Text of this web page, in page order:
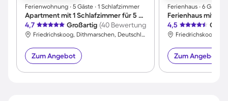
Ferienwohnung ∙ 5 Gäste ∙ 1 Schlafzimmer
Apartment mit 1 Schlafzimmer für 5 Personen
4,7
Großartig (40 Bewertungen)
Friedrichskoog, Dithmarschen, Deutschland
Zum Angebot
Ferienhaus ∙ 6 Gäste
Ferienhaus mit
4,5
Zum Angebot